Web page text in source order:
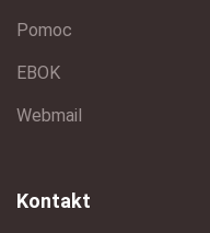
Pomoc
EBOK
Webmail
Kontakt